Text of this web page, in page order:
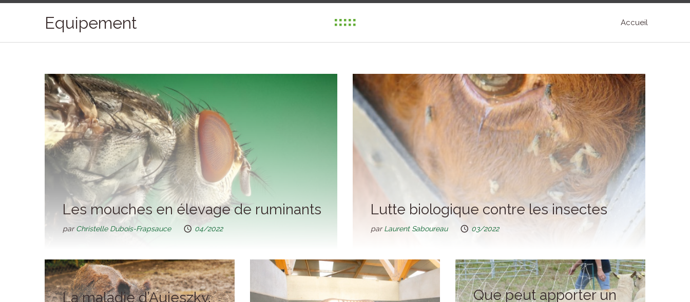
Equipement Accueil
Les mouches en élevage de ruminants
parChristelle Dubois-Frapsauce 04/2022
Lutte biologique contre les insectes
parLaurent Saboureau 03/2022
La maladie d’Aujeszky.
Que peut apporter un